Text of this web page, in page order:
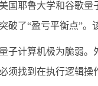
美国耶鲁大学和谷歌量
突破了“盈亏平衡点”。
量子计算机极为脆弱。
须找到在执行逻辑操